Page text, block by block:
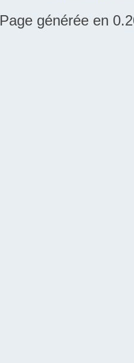
Page générée en